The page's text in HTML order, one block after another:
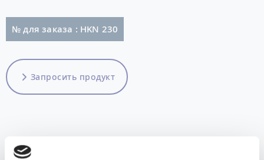
№ для заказа : HKN 230
Запросить продукт